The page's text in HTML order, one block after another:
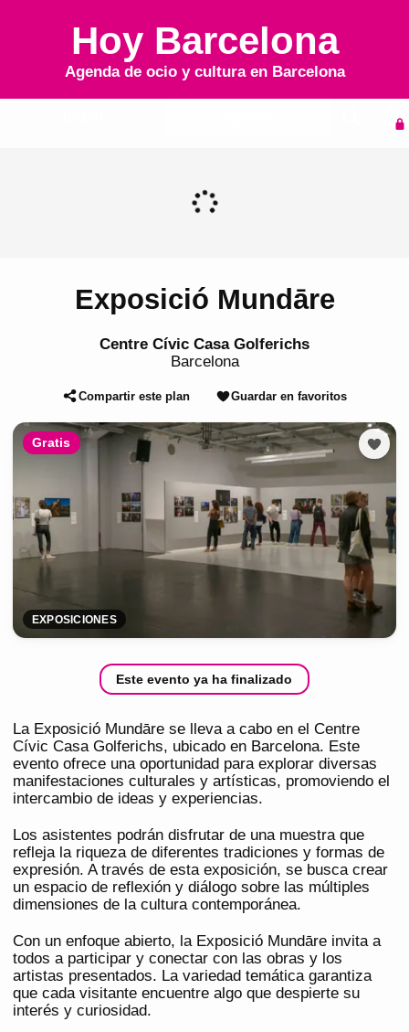
Hoy Barcelona
Agenda de ocio y cultura en Barcelona
Exposició Mundāre
Centre Cívic Casa Golferichs
Barcelona
Compartir este plan Guardar en favoritos
Gratis
EXPOSICIONES
Este evento ya ha finalizado
La Exposició Mundāre se lleva a cabo en el Centre
Cívic Casa Golferichs, ubicado en Barcelona. Este
evento ofrece una oportunidad para explorar diversas
manifestaciones culturales y artísticas, promoviendo el
intercambio de ideas y experiencias.
Los asistentes podrán disfrutar de una muestra que
refleja la riqueza de diferentes tradiciones y formas de
expresión. A través de esta exposición, se busca crear
un espacio de reflexión y diálogo sobre las múltiples
dimensiones de la cultura contemporánea.
Con un enfoque abierto, la Exposició Mundāre invita a
todos a participar y conectar con las obras y los
artistas presentados. La variedad temática garantiza
que cada visitante encuentre algo que despierte su
interés y curiosidad.